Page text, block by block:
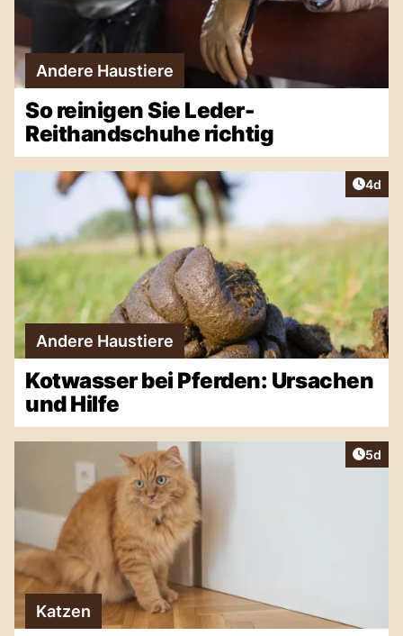
Andere Haustiere
So reinigen Sie Leder-
Reithandschuhe richtig
4d
Andere Haustiere
Kotwasser bei Pferden: Ursachen
und Hilfe
5d
Katzen